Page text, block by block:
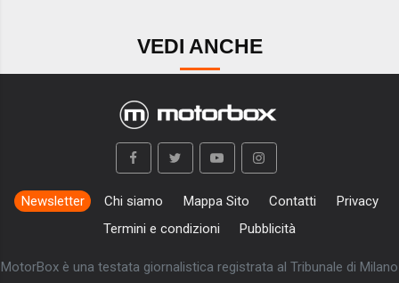
VEDI ANCHE
Newsletter Chi siamo Mappa Sito Contatti
Privacy
Termini e condizioni
Pubblicità
MotorBox è una testata giornalistica registrata al Tribunale di Milano